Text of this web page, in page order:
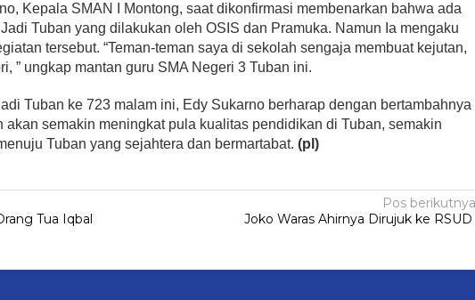
Kepala SMAN I Montong, saat dikonfirmasi membenarkan bahwa ada
Tuban yang dilakukan oleh OSIS dan Pramuka. Namun Ia mengaku
tersebut. “Teman-teman saya di sekolah sengaja membuat kejutan,
” ungkap mantan guru SMA Negeri 3 Tuban ini.
Tuban ke 723 malam ini, Edy Sukarno berharap dengan bertambahnya
akan semakin meningkat pula kualitas pendidikan di Tuban, semakin
Tuban yang sejahtera dan bermartabat.(pl)
Tua Iqbal
Pos berikutnya
Joko Waras Ahirnya Dirujuk ke RSUD